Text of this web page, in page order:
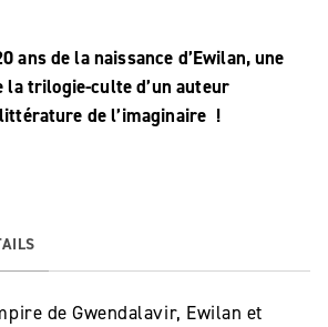
ans de la naissance d’Ewilan, une
trilogie-culte d’un auteur
de l’imaginaire !
de Gwendalavir, Ewilan et